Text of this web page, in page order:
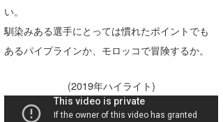
い。
馴染みある選手にとっては慣れたポイントでも
あるパイプラインか、モロッコで冒険するか。
(2019年ハイライト)
KOBU